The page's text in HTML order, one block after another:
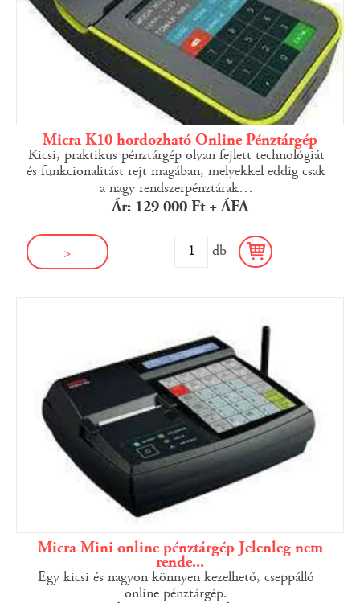
Micra K10 hordozható Online Pénztárgép
Kicsi, praktikus pénztárgép olyan fejlett technológiát
és funkcionalitást rejt magában, melyekkel eddig csak
a nagy rendszerpénztárak…
Ár: 129 000 Ft + ÁFA
> db
Micra Mini online pénztárgép Jelenleg nem
rende...
Egy kicsi és nagyon könnyen kezelhető, cseppálló
online pénztárgép.